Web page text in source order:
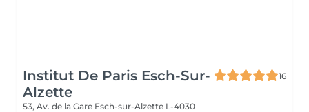
Institut De Paris Esch-Sur-
Alzette
16
53, Av. de la Gare Esch-sur-Alzette L-4030